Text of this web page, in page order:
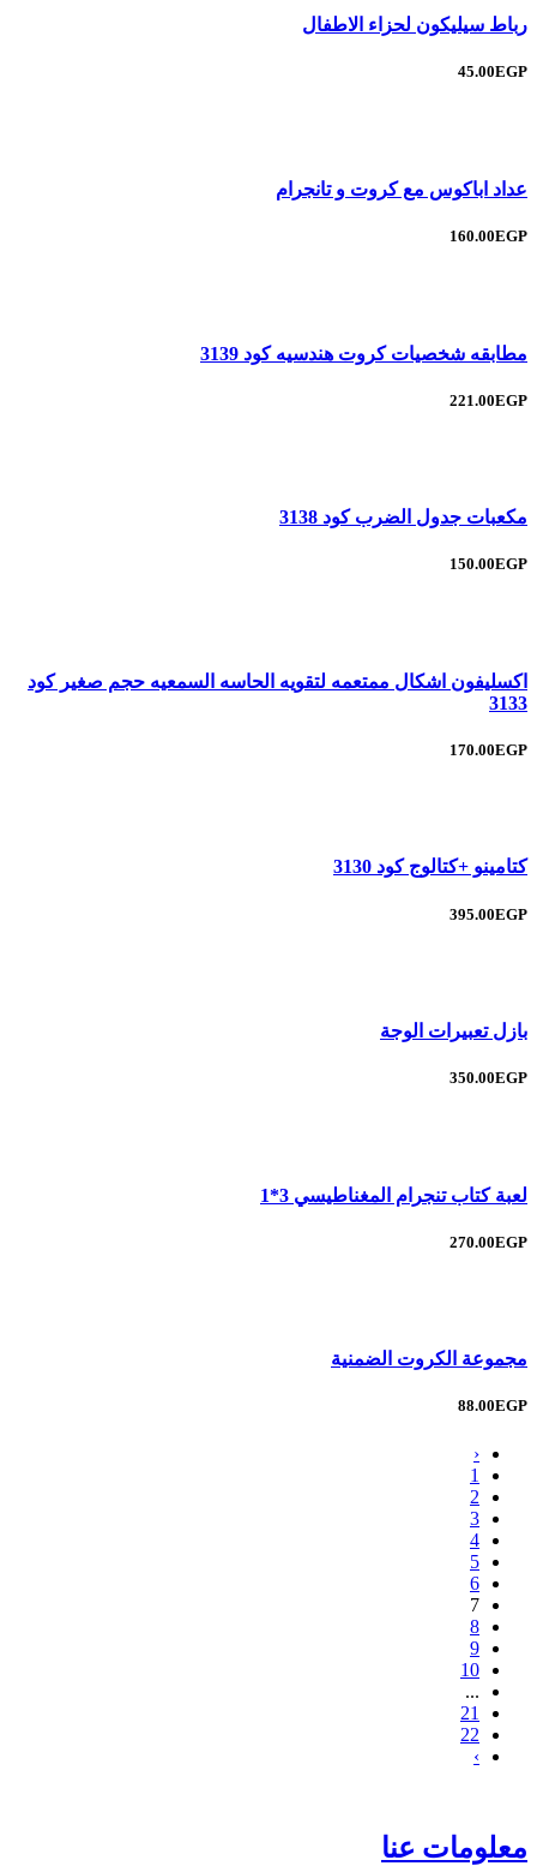
رباط سيليكون لحزاء الاطفال
45.00EGP
عداد اباكوس مع كروت و تانجرام
160.00EGP
مطابقه شخصيات كروت هندسيه كود 3139
221.00EGP
مكعبات جدول الضرب كود 3138
150.00EGP
اكسليفون اشكال ممتعمه لتقويه الحاسه السمعيه حجم صغير كود
3133
170.00EGP
كتامينو +كتالوج كود 3130
395.00EGP
بازل تعبيرات الوجة
350.00EGP
لعبة كتاب تنجرام المغناطيسي 3*1
270.00EGP
مجموعة الكروت الضمنية
88.00EGP
‹
1
2
3
4
5
6
7
8
9
10
...
21
22
›
معلومات عنا